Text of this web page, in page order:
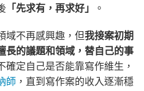
「先求有，再求好」 。
域不再感興趣，但我接案初期
長的議題和領域，替自己的事
確定自己是否能靠寫作維生，
師 ，直到寫作案的收入逐漸穩